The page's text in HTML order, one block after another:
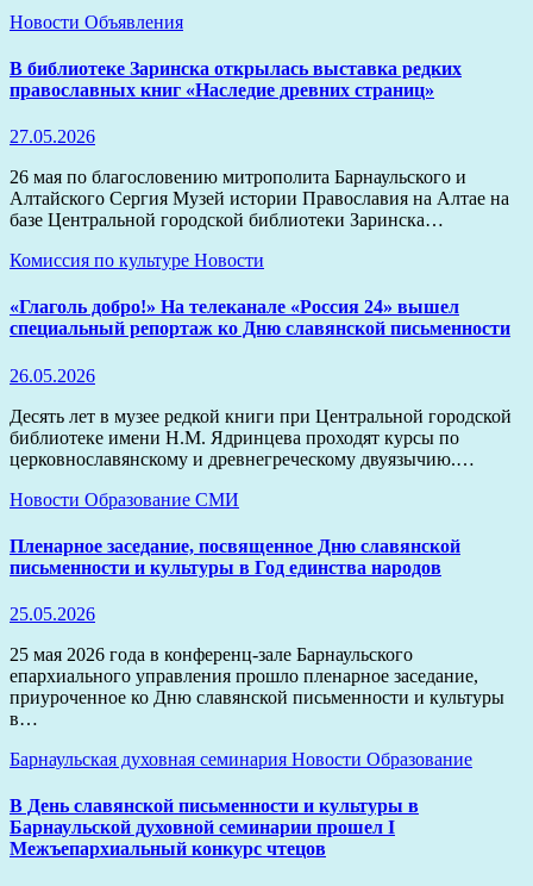
Новости Объявления
В библиотеке Заринска открылась выставка редких
православных книг «Наследие древних страниц»
27.05.2026
26 мая по благословению митрополита Барнаульского и
Алтайского Сергия Музей истории Православия на Алтае на
базе Центральной городской библиотеки Заринска…
Комиссия по культуре Новости
«Глаголь добро!» На телеканале «Россия 24» вышел
специальный репортаж ко Дню славянской письменности
26.05.2026
Десять лет в музее редкой книги при Центральной городской
библиотеке имени Н.М. Ядринцева проходят курсы по
церковнославянскому и древнегреческому двуязычию.…
Новости Образование СМИ
Пленарное заседание, посвященное Дню славянской
письменности и культуры в Год единства народов
25.05.2026
25 мая 2026 года в конференц‑зале Барнаульского
епархиального управления прошло пленарное заседание,
приуроченное ко Дню славянской письменности и культуры
в…
Барнаульская духовная семинария Новости Образование
В День славянской письменности и культуры в
Барнаульской духовной семинарии прошел I
Межъепархиальный конкурс чтецов